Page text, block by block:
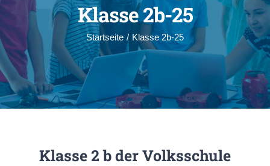
Klasse 2b-25
Startseite / Klasse 2b-25
Klasse 2 b der Volksschule